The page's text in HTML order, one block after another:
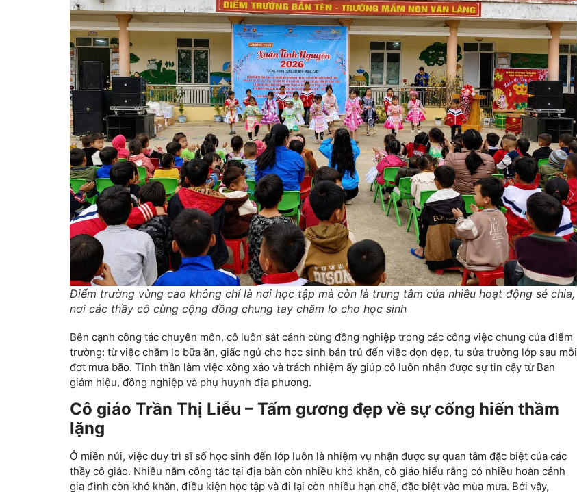
Điểm trường vùng cao không chỉ là nơi học tập mà còn là trung tâm của nhiều hoạt động sẻ chia,
nơi các thầy cô cùng cộng đồng chung tay chăm lo cho học sinh
Bên cạnh công tác chuyên môn, cô luôn sát cánh cùng đồng nghiệp trong các công việc chung của điểm
trường: từ việc chăm lo bữa ăn, giấc ngủ cho học sinh bán trú đến việc dọn dẹp, tu sửa trường lớp sau mỗi
đợt mưa bão. Tinh thần làm việc xông xáo và trách nhiệm ấy giúp cô luôn nhận được sự tin cậy từ Ban
giám hiệu, đồng nghiệp và phụ huynh địa phương.
Cô giáo Trần Thị Liễu – Tấm gương đẹp về sự cống hiến thầm
lặng
Ở miền núi, việc duy trì sĩ số học sinh đến lớp luôn là nhiệm vụ nhận được sự quan tâm đặc biệt của các
thầy cô giáo. Nhiều năm công tác tại địa bàn còn nhiều khó khăn, cô giáo hiểu rằng có nhiều hoàn cảnh
gia đình còn khó khăn, điều kiện học tập và đi lại còn nhiều hạn chế, đặc biệt vào mùa mưa. Bởi vậy,